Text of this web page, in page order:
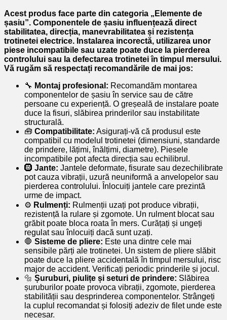
Acest produs face parte din categoria „Elemente de
șasiu”. Componentele de șasiu influențează direct
stabilitatea, direcția, manevrabilitatea și rezistența
trotinetei electrice. Instalarea incorectă, utilizarea unor
piese incompatibile sau uzate poate duce la pierderea
controlului sau la defectarea trotinetei în timpul mersului.
Vă rugăm să respectați recomandările de mai jos:
🔧 Montaj profesional: Recomandăm montarea
componentelor de șasiu în service sau de către
persoane cu experiență. O greșeală de instalare poate
duce la fisuri, slăbirea prinderilor sau instabilitate
structurală.
🧰 Compatibilitate: Asigurați-vă că produsul este
compatibil cu modelul trotinetei (dimensiuni, standarde
de prindere, lățimi, înălțimi, diametre). Piesele
incompatibile pot afecta direcția sau echilibrul.
🛞 Jante: Jantele deformate, fisurate sau dezechilibrate
pot cauza vibrații, uzură neuniformă a anvelopelor sau
pierderea controlului. Înlocuiți jantele care prezintă
urme de impact.
⚙️ Rulmenți: Rulmenții uzați pot produce vibrații,
rezistență la rulare și zgomote. Un rulment blocat sau
grăbit poate bloca roata în mers. Curățați și ungeți
regulat sau înlocuiți dacă sunt uzați.
🛑 Sisteme de pliere: Este una dintre cele mai
sensibile părți ale trotinetei. Un sistem de pliere slăbit
poate duce la pliere accidentală în timpul mersului, risc
major de accident. Verificați periodic prinderile și jocul.
🔩 Șuruburi, piulițe și seturi de prindere: Slăbirea
șuruburilor poate provoca vibrații, zgomote, pierderea
stabilității sau desprinderea componentelor. Strângeți
la cuplul recomandat și folosiți adeziv de filet unde este
necesar.